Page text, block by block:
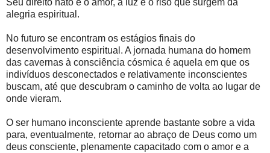
Seu direito nato é o amor, a luz e o riso que surgem da
alegria espiritual.
No futuro se encontram os estágios finais do
desenvolvimento espiritual. A jornada humana do homem
das cavernas à consciência cósmica é aquela em que os
indivíduos desconectados e relativamente inconscientes
buscam, até que descubram o caminho de volta ao lugar de
onde vieram.
O ser humano inconsciente aprende bastante sobre a vida
para, eventualmente, retornar ao abraço de Deus como um
deus consciente, plenamente capacitado com o amor e a